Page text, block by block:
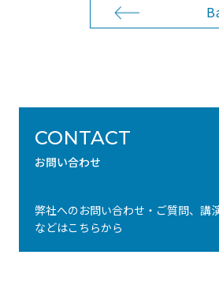
CONTACT
お問い合わせ
弊社へのお問い合わせ・ご質問、講
などはこちらから